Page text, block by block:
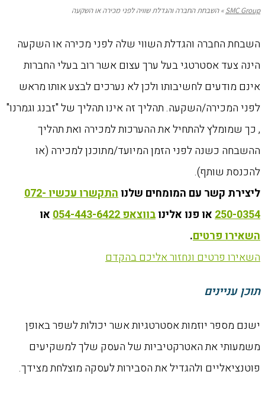
SMC Group
»השבחת החברה והגדלת שוויה לפני מכירה או השקעה
השבחת החברה והגדלת השווי שלה לפני מכירה או השקעה
הינה צעד אסטרטגי בעל ערך עצום אשר רוב בעלי החברות
אינם מודעים לחשיבותו ולכן לא נערכים לבצע אותו מראש
לפני המכירה/השקעה. תהליך זה אינו תהליך של "זבנג וגמרנו"
, כך שמומלץ להתחיל את ההערכות למכירה ואת תהליך
ההשבחה כשנה לפני הזמן המיועד/מתוכנן למכירה (או
להכנסת שותף).
ליצירת קשר עם המומחים שלנו
התקשרו עכשיו 072-
250-0354או פנו אלינובווצאפ 054-443-6422
או
השאירו פרטים.
השאירו פרטים ונחזור אליכם בהקדם
תוכן עניינים
ישנם מספר יוזמות אסטרטגיות אשר יכולות לשפר באופן
משמעותי את האטרקטיביות של העסק שלך למשקיעים
פוטנציאליים ולהגדיל את הסבירות לעסקה מוצלחת מצידך.